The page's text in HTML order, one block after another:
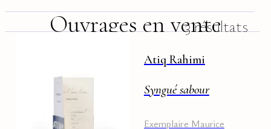
Ouvrages en vente
3 résultats
Atiq Rahimi
Syngué sabour
Exemplaire Maurice